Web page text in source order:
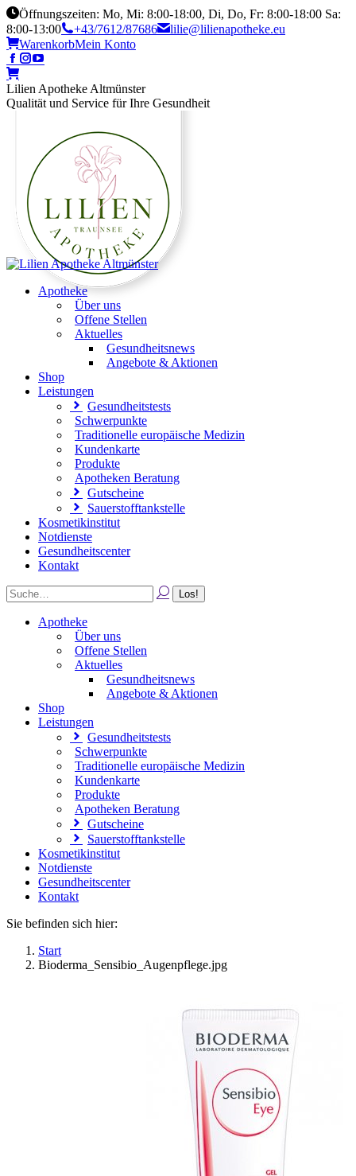
Öffnungszeiten: Mo, Mi: 8:00-18:00, Di, Do, Fr: 8:00-18:00 Sa:
8:00-13:00
+43/7612/87686
lilie@lilienapotheke.eu
WarenkorbMein Konto
Lilien Apotheke Altmünster
Qualität und Service für Ihre Gesundheit
Apotheke
Über uns
Offene Stellen
Aktuelles
Gesundheitsnews
Angebote & Aktionen
Shop
Leistungen
Gesundheitstests
Schwerpunkte
Traditionelle europäische Medizin
Kundenkarte
Produkte
Apotheken Beratung
Gutscheine
Sauerstofftankstelle
Kosmetikinstitut
Notdienste
Gesundheitscenter
Kontakt
Apotheke
Über uns
Offene Stellen
Aktuelles
Gesundheitsnews
Angebote & Aktionen
Shop
Leistungen
Gesundheitstests
Schwerpunkte
Traditionelle europäische Medizin
Kundenkarte
Produkte
Apotheken Beratung
Gutscheine
Sauerstofftankstelle
Kosmetikinstitut
Notdienste
Gesundheitscenter
Kontakt
Sie befinden sich hier:
Start
Bioderma_Sensibio_Augenpflege.jpg